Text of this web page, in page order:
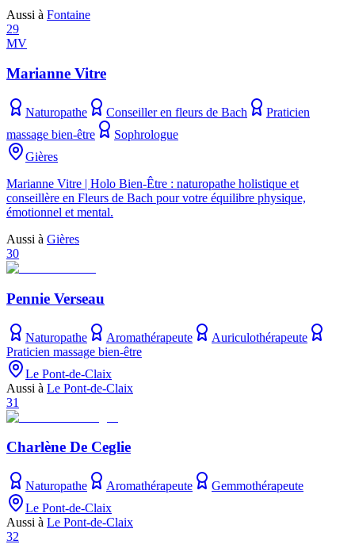
Aussi à Fontaine
29
MV
Marianne Vitre
Naturopathe Conseiller en fleurs de Bach
Praticien
massage bien-être
Sophrologue
Gières
Marianne Vitre | Holo Bien-Être : naturopathe holistique et
conseillère en Fleurs de Bach pour votre équilibre physique,
émotionnel et mental.
Aussi à Gières
30
Pennie Verseau
Naturopathe Aromathérapeute
Auriculothérapeute
Praticien massage bien-être
Le Pont-de-Claix
Aussi à Le Pont-de-Claix
31
Charlène De Ceglie
Naturopathe Aromathérapeute
Gemmothérapeute
Le Pont-de-Claix
Aussi à Le Pont-de-Claix
32